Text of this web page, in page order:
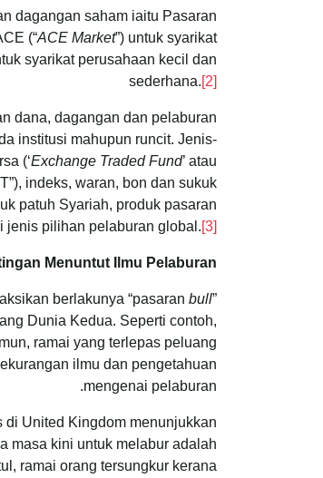
dagangan saham iaitu Pasaran
(“ACE Market”) untuk syarikat
syarikat perusahaan kecil dan
sederhana.[2]
dana, dagangan dan pelaburan
institusi mahupun runcit. Jenis-
(‘Exchange Traded Fund’ atau
indeks, waran, bon dan sukuk
patuh Syariah, produk pasaran
jenis pilihan pelaburan global.[3]
Menuntut Ilmu Pelaburan
berlakunya “pasaran bull”
Dunia Kedua. Seperti contoh,
ramai yang terlepas peluang
ilmu dan pengetahuan
mengenai pelaburan.
United Kingdom menunjukkan
masa kini untuk melabur adalah
ramai orang tersungkur kerana